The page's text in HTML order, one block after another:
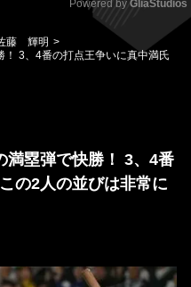
Mute
Powered by GliaStudios
藤 輝明
3、4番の打点王争いに真中満氏
満塁弾で快勝！ 3、4番
の2人の並びは非常に